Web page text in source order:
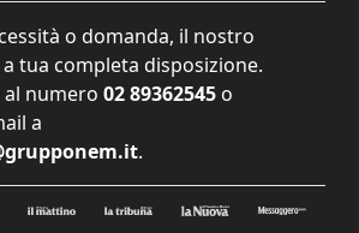
o domanda, il nostro
tua completa disposizione.
numero 02 89362545 o
a
.